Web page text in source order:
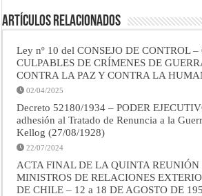
Artículos Relacionados
Ley nº 10 del CONSEJO DE CONTROL
CULPABLES DE CRÍMENES DE
CONTRA LA PAZ Y CONTRA LA
02/04/2025
Decreto 52180/1934 – PODER
adhesión al Tratado de Renuncia a la
Kellog (27/08/1928)
22/07/2024
ACTA FINAL DE LA QUINTA REUNIÓN
MINISTROS DE RELACIONES
DE CHILE – 12 a 18 DE AGOSTO DE